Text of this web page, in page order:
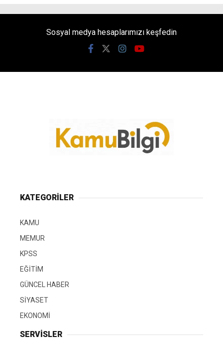
Sosyal medya hesaplarımızı keşfedin
KATEGORİLER
KAMU
MEMUR
KPSS
EĞİTİM
GÜNCEL HABER
SİYASET
EKONOMİ
SERVİSLER